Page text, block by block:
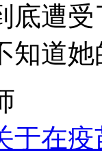
底遭
知道
于在